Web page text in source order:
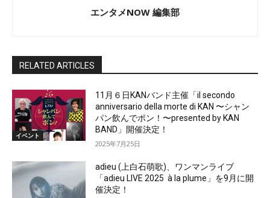
エンタメNOW 編集部
RELATED ARTICLES
イベント
11月６日KANバンド主催「il secondo
anniversario della morte di KAN 〜シャン
パン飲んでポン！〜presented by KAN
BAND」開催決定！
2025年7月25日
adieu (上白石萌歌)、ワンマンライブ
「adieu LIVE 2025 à la plume」を9月に開
催決定！